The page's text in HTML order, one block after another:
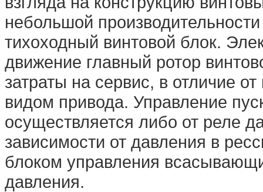
небольшой
тихоходный винтовой блок.
движение главный ротор
затраты на сервис, в отличие
видом привода. Управление
осуществляется либо от реле
зависимости от давления в
блоком управления
давления.